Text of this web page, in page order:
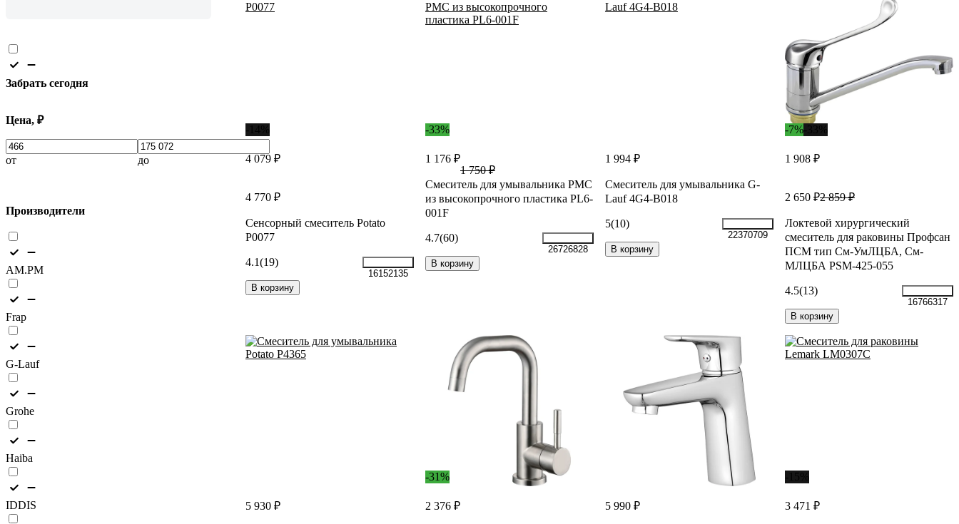
Забрать сегодня
Цена, ₽
от до
Производители
AM.PM
Frap
G-Lauf
Grohe
Haiba
IDDIS
4 079 ₽
4 770 ₽
Сенсорный смеситель Potato
P0077
4.1(19)
16152135
В корзину
-33%
1 176 ₽
1 750 ₽
Смеситель для умывальника РМС
из высокопрочного пластика PL6-
001F
4.7(60)
26726828
В корзину
1 994 ₽
Смеситель для умывальника G-
Lauf 4G4-B018
5(10)
22370709
В корзину
-7%
1 908 ₽
2 650 ₽2 859 ₽
Локтевой хирургический
смеситель для раковины Профсан
ПСМ тип См-УмЛЦБА, См-
МЛЦБА PSM-425-055
4.5(13)
16766317
В корзину
5 930 ₽
-31%
2 376 ₽ 5 990 ₽ 3 471 ₽